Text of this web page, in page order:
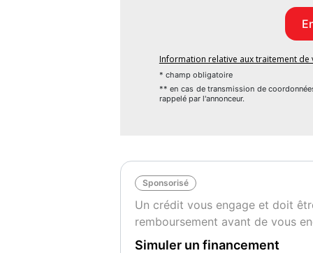
Information relative aux traitement de
* champ obligatoire
** en cas de transmission de
rappelé par l'annonceur.
Sponsorisé
Un crédit vous engage et doit
remboursement avant de vous
Simuler un financement